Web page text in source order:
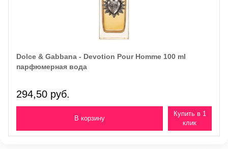
Dolce & Gabbana - Devotion Pour Homme 100 ml
парфюмерная вода
294,50 руб.
Купить в 1
клик